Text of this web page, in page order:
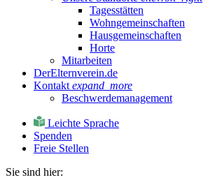
Tagesstätten
Wohngemeinschaften
Hausgemeinschaften
Horte
Mitarbeiten
DerElternverein.de
Kontakt expand_more
Beschwerdemanagement
Leichte Sprache
Spenden
Freie Stellen
Sie sind hier: